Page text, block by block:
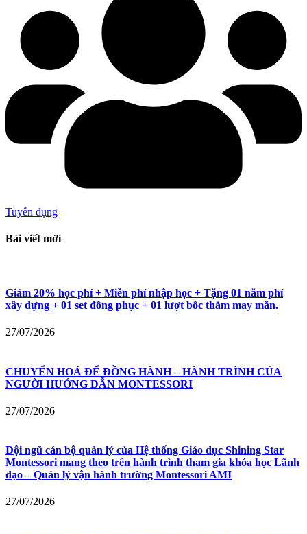
Tuyển dụng
Bài viết mới
Giảm 20% học phí + Miễn phí nhập học + Tặng 01 năm phí
xây dựng + 01 set đồng phục + 01 lượt bốc thăm may mắn.
27/07/2026
CHUYỂN HOÁ ĐỂ ĐỒNG HÀNH – HÀNH TRÌNH CỦA
NGƯỜI HƯỚNG DẪN MONTESSORI
27/07/2026
Đội ngũ cán bộ quản lý của Hệ thống Giáo dục Shining Star
Montessori mang theo trên hành trình tham gia khóa học Lãnh
đạo – Quản lý vận hành trường Montessori AMI
27/07/2026